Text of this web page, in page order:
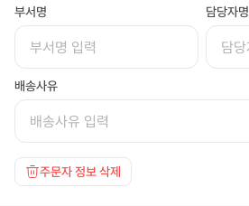
부서명 담당자명
배송사유
주문자 정보 삭제